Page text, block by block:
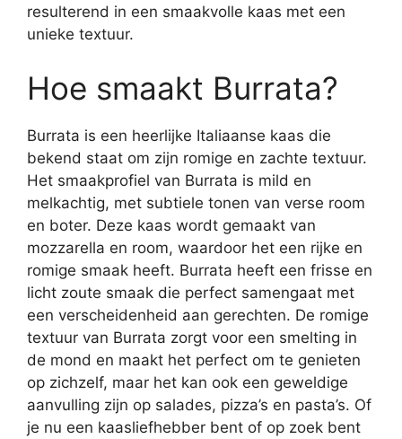
resulterend in een smaakvolle kaas met een
unieke textuur.
Hoe smaakt Burrata?
Burrata is een heerlijke Italiaanse kaas die
bekend staat om zijn romige en zachte textuur.
Het smaakprofiel van Burrata is mild en
melkachtig, met subtiele tonen van verse room
en boter. Deze kaas wordt gemaakt van
mozzarella en room, waardoor het een rijke en
romige smaak heeft. Burrata heeft een frisse en
licht zoute smaak die perfect samengaat met
een verscheidenheid aan gerechten. De romige
textuur van Burrata zorgt voor een smelting in
de mond en maakt het perfect om te genieten
op zichzelf, maar het kan ook een geweldige
aanvulling zijn op salades, pizza’s en pasta’s. Of
je nu een kaasliefhebber bent of op zoek bent